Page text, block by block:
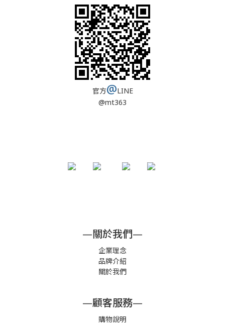
官方@LINE
@mt363
—關於我們—
企業理念
品牌介紹
關於我們
—顧客服務—
購物說明